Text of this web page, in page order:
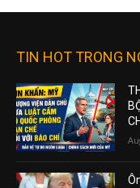
TIN HOT TRONG
CHÍ